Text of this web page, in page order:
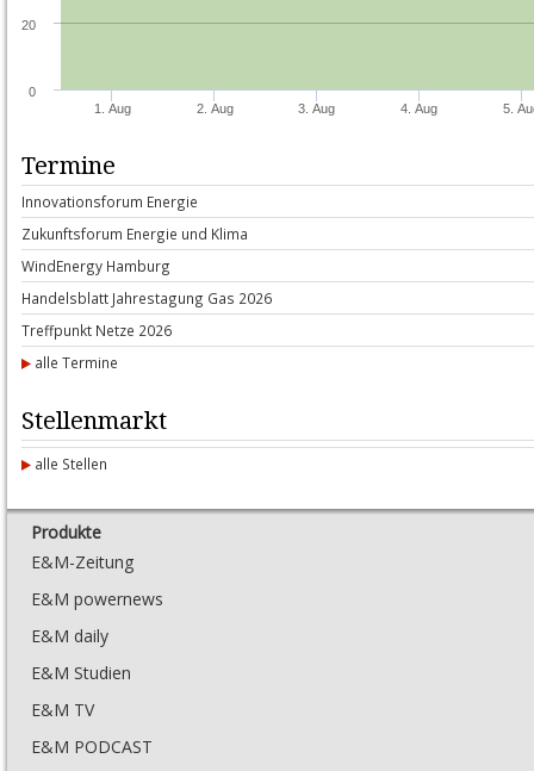
1. Aug 2. Aug 3. Aug 4. Aug 5.
0
20
Termine
In­no­va­ti­ons­forum En­er­gie
Zu­kunfts­forum En­er­gie und Kli­ma
Wind­E­n­er­gy Ham­burg
Han­dels­blatt Jah­res­ta­gung Gas 2026
Treff­punkt Net­ze 2026
alle Termine
Stellenmarkt
alle Stellen
Produkte
E&M-Zeitung
E&M powernews
E&M daily
E&M Studien
E&M TV
E&M PODCAST